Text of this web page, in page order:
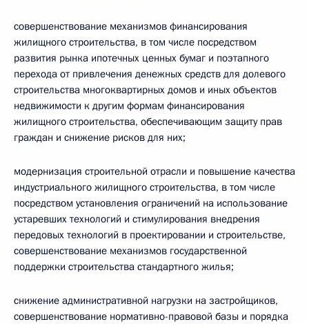
совершенствование механизмов финансирования
жилищного строительства, в том числе посредством
развития рынка ипотечных ценных бумаг и поэтапного
перехода от привлечения денежных средств для долевого
строительства многоквартирных домов и иных объектов
недвижимости к другим формам финансирования
жилищного строительства, обеспечивающим защиту прав
граждан и снижение рисков для них;
модернизация строительной отрасли и повышение качества
индустриального жилищного строительства, в том числе
посредством установления ограничений на использование
устаревших технологий и стимулирования внедрения
передовых технологий в проектировании и строительстве,
совершенствование механизмов государственной
поддержки строительства стандартного жилья;
снижение административной нагрузки на застройщиков,
совершенствование нормативно-правовой базы и порядка